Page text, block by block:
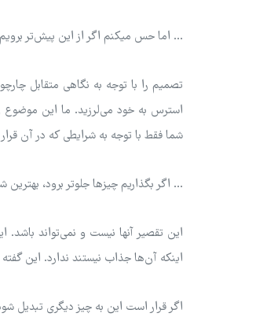
... اما حس میکنم اگر از این پیش‌تر
تصمیم را با توجه به نگاهی متقابل
استرس به خود می‌لرزید. ما این موضوع
شما فقط با توجه به شرایطی که در آن
... اگر بگذاریم چیزها جلوتر برود،
این تقصیر آنها نیست و نمی‌تواند باشد.
اینکه آن‌ها جذاب نیستند ندارد. این
اگر قرار است این به چیز دیگری تبدیل